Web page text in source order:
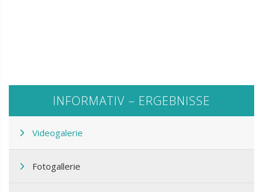
INFORMATIV – ERGEBNISSE
Videogalerie
Fotogallerie